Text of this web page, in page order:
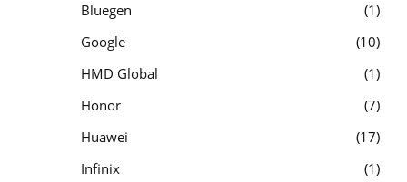
Bluegen
1
Google
10
HMD Global
1
Honor
7
Huawei
17
Infinix
1